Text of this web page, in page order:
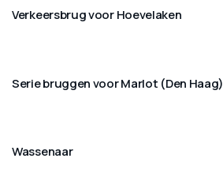
Verkeersbrug voor Hoevelaken
Serie bruggen voor Marlot (Den Haag)
Wassenaar